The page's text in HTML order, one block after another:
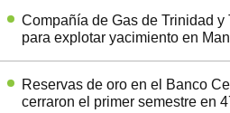
Compañía de Gas de Trinidad
para explotar yacimiento en
Reservas de oro en el Banco
cerraron el primer semestre en